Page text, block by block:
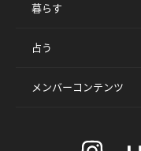
暮らす
占う
メンバーコンテンツ